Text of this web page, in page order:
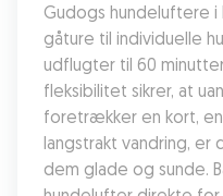
Gudogs hundeluftere i
gåture til individuelle
udflugter til 60
fleksibilitet sikrer, at
foretrækker en kort,
langstrakt vandring, er
dem glade og sunde.